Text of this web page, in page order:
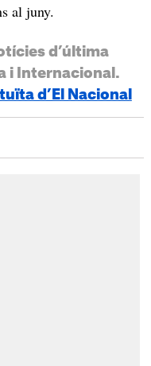
al juny.
d’última
i Internacional.
d’El Nacional